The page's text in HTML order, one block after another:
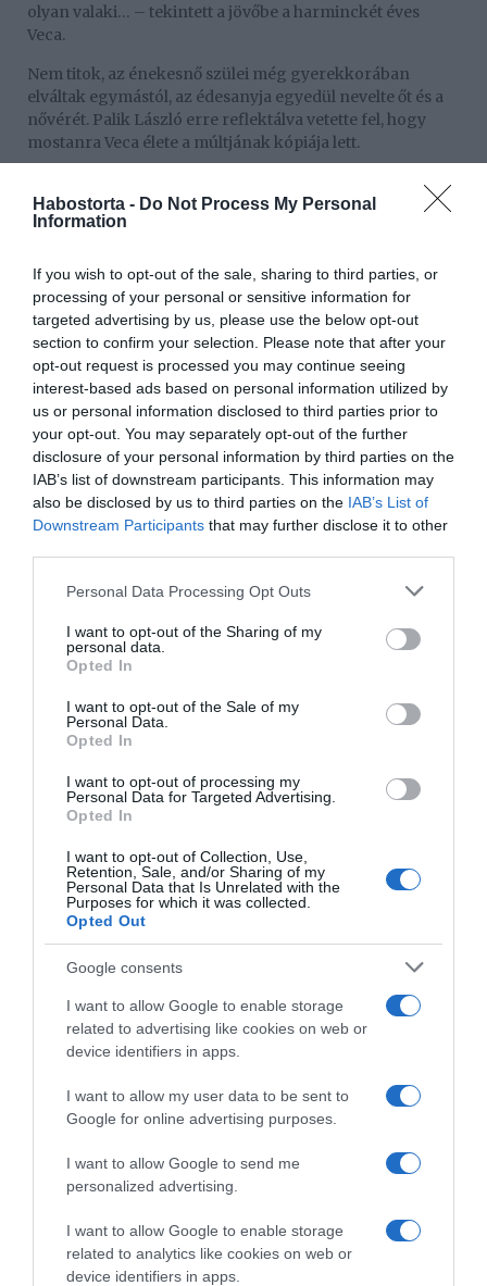
Habostorta - Do Not Process My Personal
Information
If you wish to opt-out of the sale, sharing to third parties, or
processing of your personal or sensitive information for
targeted advertising by us, please use the below opt-out
section to confirm your selection. Please note that after your
opt-out request is processed you may continue seeing
interest-based ads based on personal information utilized by
us or personal information disclosed to third parties prior to
your opt-out. You may separately opt-out of the further
disclosure of your personal information by third parties on the
IAB’s list of downstream participants. This information may
also be disclosed by us to third parties on the IAB’s List of
Downstream Participants that may further disclose it to other
Please note that this website/app uses one or more Google
not limited to your visit or usage behaviour. You may click to
grant or deny consent to Google and its third-party tags to
use your data for below specified purposes in below Google
consent section.
Personal Data Processing Opt Outs
I want to opt-out of the Sharing of my
personal data.
Opted In
I want to opt-out of the Sale of my
Personal Data.
Opted In
I want to opt-out of processing my
Personal Data for Targeted Advertising.
Opted In
I want to opt-out of Collection, Use,
Retention, Sale, and/or Sharing of my
Personal Data that Is Unrelated with the
Purposes for which it was collected.
Opted Out
Google consents
I want to allow Google to enable storage
related to advertising like cookies on web or
device identifiers in apps.
I want to allow my user data to be sent to
Google for online advertising purposes.
I want to allow Google to send me
personalized advertising.
I want to allow Google to enable storage
related to analytics like cookies on web or
device identifiers in apps.
olyan valaki… – tekintett a jövőbe a harminckét éves
Veca.
Nem titok, az énekesnő szülei még gyerekkorában
elváltak egymástól, az édesanyja egyedül nevelte őt és a
nővérét. Palik László erre reflektálva vetette fel, hogy
mostanra Veca élete a múltjának kópiája lett.
– Örökölt sors. Viszi magával az ember, akkor is, ha nem
szeretné... de másképpen. Az én esetemben pontosan
azért is voltak nehezebb időszakok az életemben, mert
bekövetkezzen. Attól féltem, hogy bekövetkezik. Emiatt
túl sokáig húztam olyan dolgokat, amiket nem kellett
volna – gondolkodott el az előadó, aki törekszik arra,
hogy Emmának elvált szülők gyerekeként is ugyanúgy
legyen köze mindkét szülőjéhez.
– Elvált szülők gyermekeként is élhet valaki teljes életet,
kaphat a szüleiből eleget, szeretetet, láthat összetartást is
– tette hozzá az énekesnő.
Forrás: Blikk
Megosztás: Facebook
Korábbi bejegyzések Következő bejegyzés
HASONLÓ BEJEGYZÉSEK